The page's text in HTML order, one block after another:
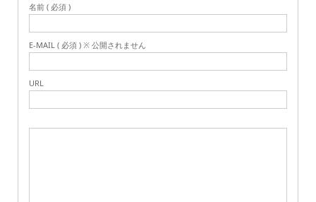
名前 ( 必須 )
E-MAIL ( 必須 ) ※ 公開されません
URL